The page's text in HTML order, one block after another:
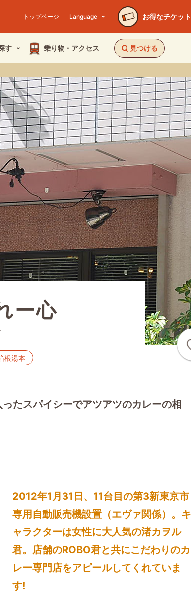
トップページ Language お得なチケット
す 乗り物・ アクセス 見つける
ー心
根湯本
たスパイシーでアツアツのカレーの相
2012年1月31日、11台目の第3新東京市
専用自動販売機設置（エヴァ関係）。キ
ャラクターは女性に大人気の渚カヲル
君。店舗のROBO君と共にこだわりのカ
レー専門店をアピールしてくれていま
す!